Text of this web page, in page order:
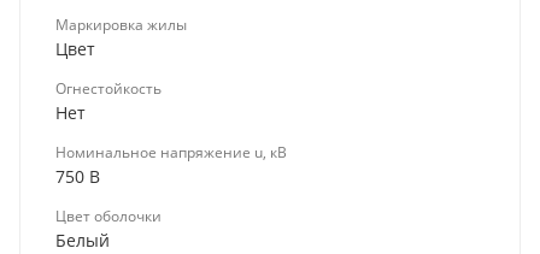
Маркировка жилы
Цвет
Огнестойкость
Нет
Номинальное напряжение u, кВ
750 В
Цвет оболочки
Белый